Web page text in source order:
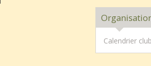
Calendrier